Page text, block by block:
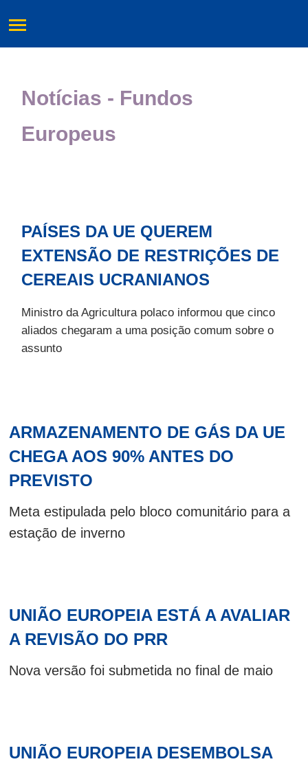
Notícias - Fundos
Europeus
PAÍSES DA UE QUEREM
EXTENSÃO DE RESTRIÇÕES DE
CEREAIS UCRANIANOS
Ministro da Agricultura polaco informou que cinco
aliados chegaram a uma posição comum sobre o
assunto
ARMAZENAMENTO DE GÁS DA UE
CHEGA AOS 90% ANTES DO
PREVISTO
Meta estipulada pelo bloco comunitário para a
estação de inverno
UNIÃO EUROPEIA ESTÁ A AVALIAR
A REVISÃO DO PRR
Nova versão foi submetida no final de maio
UNIÃO EUROPEIA DESEMBOLSA